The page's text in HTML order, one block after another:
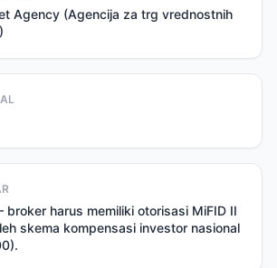
Agency (Agencija za trg vrednostnih
broker harus memiliki otorisasi MiFID II
skema kompensasi investor nasional